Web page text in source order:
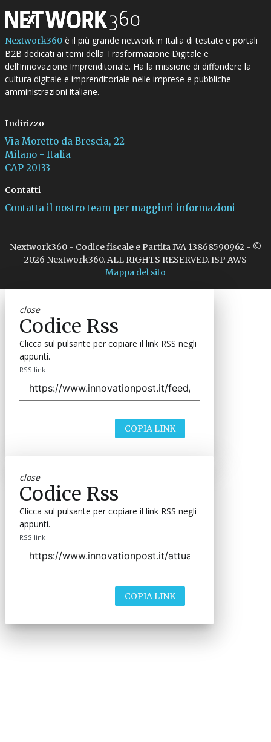
Nextwork360è il più grande network in Italia di testate e portali
B2B dedicati ai temi della Trasformazione Digitale e
dell’Innovazione Imprenditoriale. Ha la missione di diffondere la
cultura digitale e imprenditoriale nelle imprese e pubbliche
amministrazioni italiane.
Indirizzo
Via Moretto da Brescia, 22
Milano - Italia
CAP 20133
Contatti
Contatta il nostro team per maggiori informazioni
Nextwork360 - Codice fiscale e Partita IVA 13868590962 - ©
2026 Nextwork360. ALL RIGHTS RESERVED. ISP AWS
Mappa del sito
close
Codice Rss
Clicca sul pulsante per copiare il link RSS negli
appunti.
RSS link
COPIA LINK
close
Codice Rss
Clicca sul pulsante per copiare il link RSS negli
appunti.
RSS link
COPIA LINK